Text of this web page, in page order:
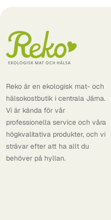
Reko är en ekologisk mat- och
hälsokostbutik i centrala Järna.
Vi är kända för vår
professionella service och våra
högkvalitativa produkter, och vi
strävar efter att ha allt du
behöver på hyllan.